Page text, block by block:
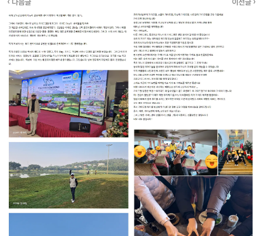
‹ 다음글 이전글 ›